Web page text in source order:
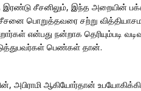
இரண்டு சீசனிலும், இந்த அறையின்
பொறுத்தவரை சற்று
என்பது நன்றாக
பெண்கள் தான்.
அபிராமி ஆகியோர்தான்